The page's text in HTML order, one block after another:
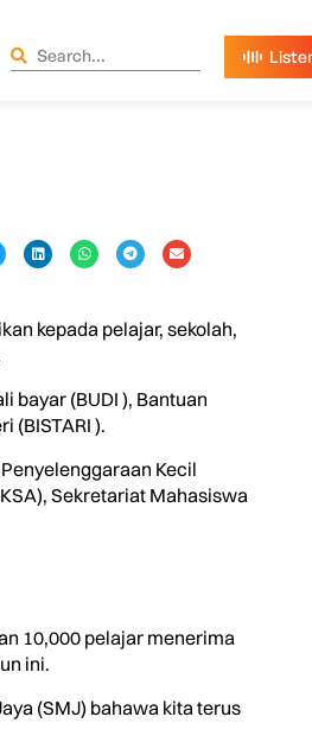
kepada pelajar, sekolah,
bayar (BUDI ), Bantuan
(BISTARI ).
Kecil
Sekretariat Mahasiswa
10,000 pelajar menerima
ini.
(SMJ) bahawa kita terus